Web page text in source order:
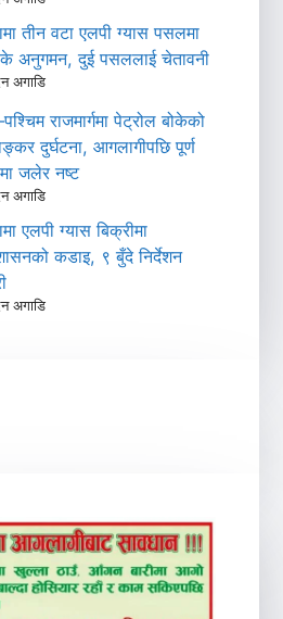
तीन वटा एलपी ग्यास पसलमा
अनुगमन, दुई पसललाई चेतावनी
अगाडि
राजमार्गमा पेट्रोल बोकेको
दुर्घटना, आगलागीपछि पूर्ण
जलेर नष्ट
अगाडि
एलपी ग्यास बिक्रीमा
कडाइ, ९ बुँदे निर्देशन
अगाडि